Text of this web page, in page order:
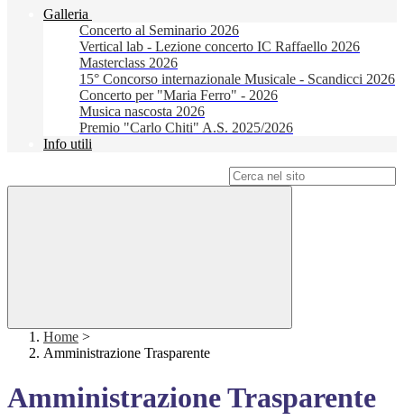
Galleria
Concerto al Seminario 2026
Vertical lab - Lezione concerto IC Raffaello 2026
Masterclass 2026
15° Concorso internazionale Musicale - Scandicci 2026
Concerto per "Maria Ferro" - 2026
Musica nascosta 2026
Premio "Carlo Chiti" A.S. 2025/2026
Info utili
Home >
Amministrazione Trasparente
Amministrazione Trasparente